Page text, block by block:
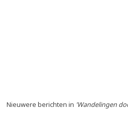
Nieuwere berichten in 'Wandelingen